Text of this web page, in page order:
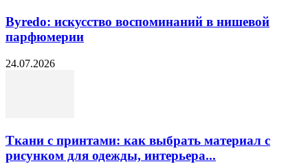
Byredo: искусство воспоминаний в нишевой
парфюмерии
24.07.2026
Ткани с принтами: как выбрать материал с
рисунком для одежды, интерьера...